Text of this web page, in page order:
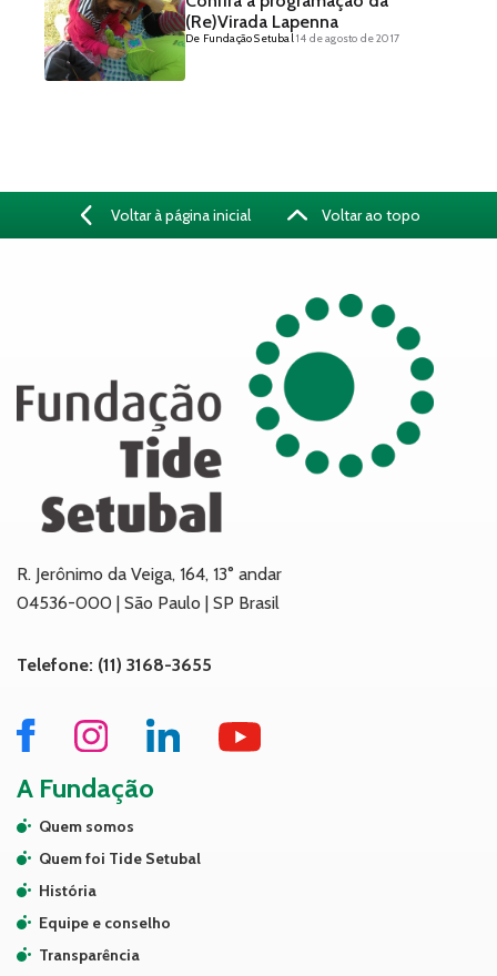
(Re)Virada Lapenna
De Fundação Setubal14 de agosto de 2017
Voltar à página inicial Voltar ao topo
R. Jerônimo da Veiga, 164, 13° andar
04536-000 | São Paulo | SP Brasil
Telefone: (11) 3168-3655
A Fundação
Quem somos
Quem foi Tide Setubal
História
Equipe e conselho
Transparência